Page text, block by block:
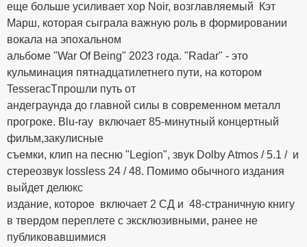
еще больше усиливает хор Noir, возглавляемый Кэт
Марш, которая сыграла важную роль в формировании
вокала на эпохальном
альбоме "War Of Being" 2023 года. "Radar" - это
кульминация пятнадцатилетнего пути, на котором
TesseracTпрошли путь от
андеграунда до главной силы в современном металл
прогроке. Blu-ray включает 85-минутный концертный
фильм,закулисные
съемки, клип на песню "Legion", звук Dolby Atmos / 5.1 / и
стереозвук lossless 24 / 48. Помимо обычного издания
выйдет делюкс
издание, которое включает 2 СД и 48-страничную книгу
в твердом переплете с эксклюзивными, ранее не
публиковавшимися